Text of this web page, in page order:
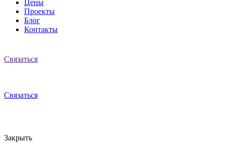
Цены
Проекты
Блог
Контакты
Связаться
Связаться
Закрыть